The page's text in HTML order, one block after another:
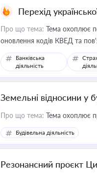
Перехід
Про що тема: Тема охоплює
оновлення кодів КВЕД та
Банківська
діяльність
Земельні відносини у
Про що тема: Тема охоплює
Будівельна діяльність
Резонансний проєкт